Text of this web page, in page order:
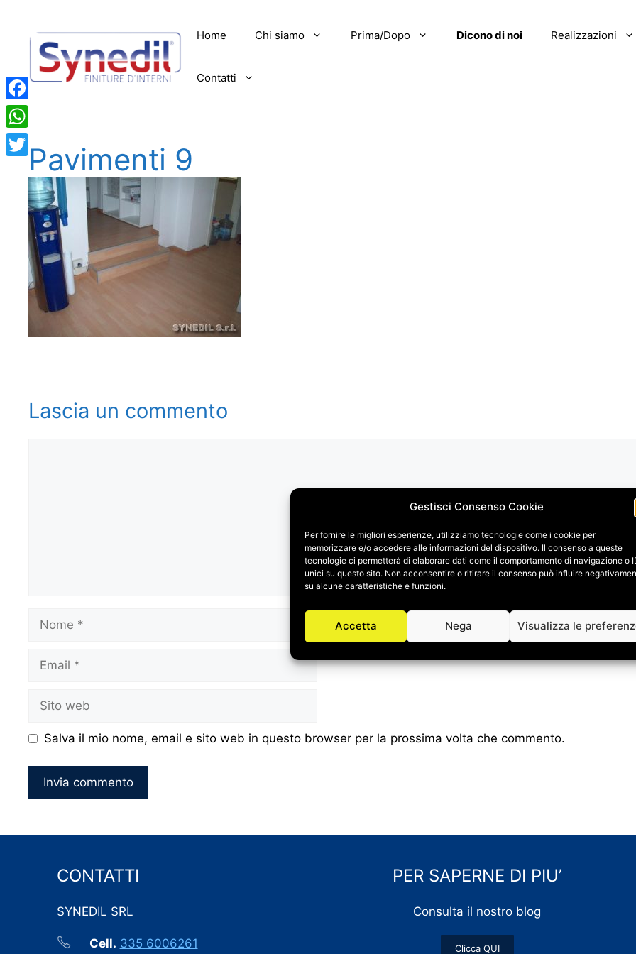
Gestisci Consenso Cookie
Per fornire le migliori esperienze, utilizziamo tecnologie come i cookie per
memorizzare e/o accedere alle informazioni del dispositivo. Il consenso a queste
tecnologie ci permetterà di elaborare dati come il comportamento di navigazione o
unici su questo sito. Non acconsentire o ritirare il consenso può influire
su alcune caratteristiche e funzioni.
Accetta Nega Visualizza le
contenuto
Home Chi siamo Prima/Dopo Dicono di noi Realizzazioni
Contatti
Pavimenti 9
Lascia un commento
Nome
Email
Sito
web
Salva il mio nome, email e sito web in questo browser per la prossima volta che commento.
CONTATTI
SYNEDIL SRL
Cell. 335 6006261
PER SAPERNE DI PIU’
Consulta il nostro blog
Clicca QUI
Facebook
WhatsApp
Twitter